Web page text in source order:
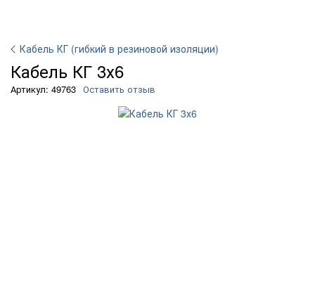
Кабель КГ (гибкий в резиновой изоляции)
Кабель КГ 3х6
Артикул: 49763 Оставить отзыв